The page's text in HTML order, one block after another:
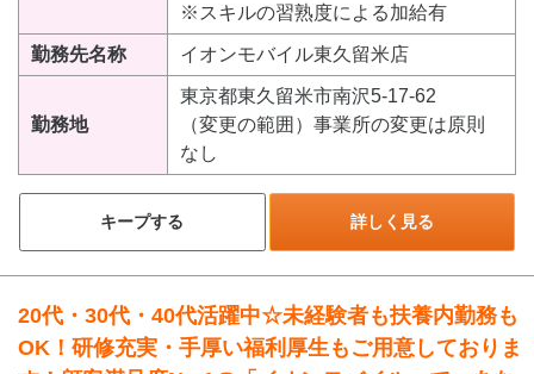
※スキルの習熟度による加給有
勤務先名称 イオンモバイル東久留米店
勤務地
東京都東久留米市南沢5-17-62
（変更の範囲）事業所の変更は原則
なし
キープする 詳しく見る
20代・30代・40代活躍中☆未経験者も扶養内勤務も
OK！研修充実・手厚い福利厚生もご用意しておりま